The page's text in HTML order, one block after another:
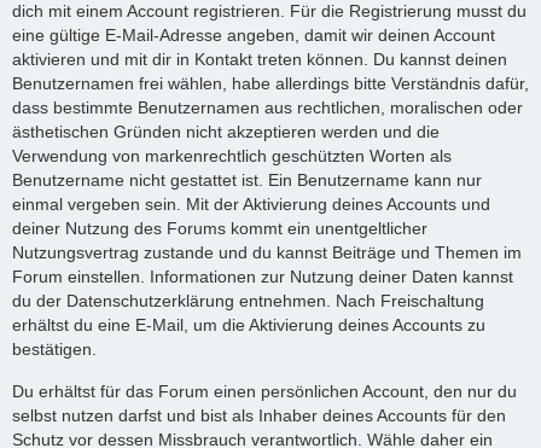
dich mit einem Account registrieren. Für die Registrierung musst du
eine gültige E-Mail-Adresse angeben, damit wir deinen Account
aktivieren und mit dir in Kontakt treten können. Du kannst deinen
Benutzernamen frei wählen, habe allerdings bitte Verständnis dafür,
dass bestimmte Benutzernamen aus rechtlichen, moralischen oder
ästhetischen Gründen nicht akzeptieren werden und die
Verwendung von markenrechtlich geschützten Worten als
Benutzername nicht gestattet ist. Ein Benutzername kann nur
einmal vergeben sein. Mit der Aktivierung deines Accounts und
deiner Nutzung des Forums kommt ein unentgeltlicher
Nutzungsvertrag zustande und du kannst Beiträge und Themen im
Forum einstellen. Informationen zur Nutzung deiner Daten kannst
du der Datenschutzerklärung entnehmen. Nach Freischaltung
erhältst du eine E-Mail, um die Aktivierung deines Accounts zu
bestätigen.
Du erhältst für das Forum einen persönlichen Account, den nur du
selbst nutzen darfst und bist als Inhaber deines Accounts für den
Schutz vor dessen Missbrauch verantwortlich. Wähle daher ein